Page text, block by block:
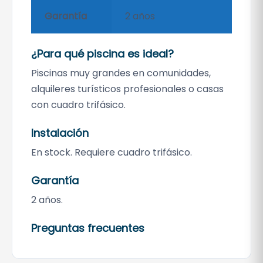
Garantía 2 años
¿Para qué piscina es ideal?
Piscinas muy grandes en comunidades,
alquileres turísticos profesionales o casas
con cuadro trifásico.
Instalación
En stock. Requiere cuadro trifásico.
Garantía
2 años.
Preguntas frecuentes